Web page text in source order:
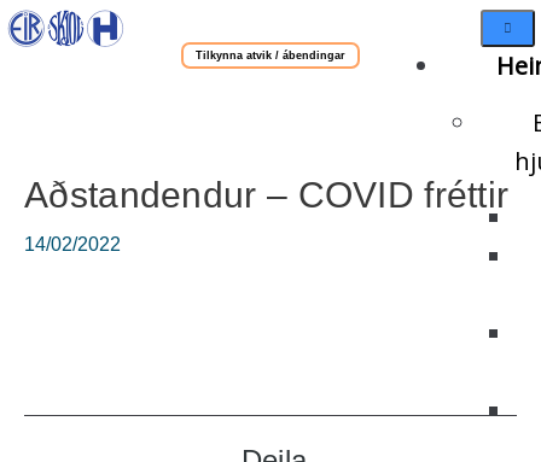
Tilkynna atvik / ábendingar
Aðstandendur – COVID fréttir
14/02/2022